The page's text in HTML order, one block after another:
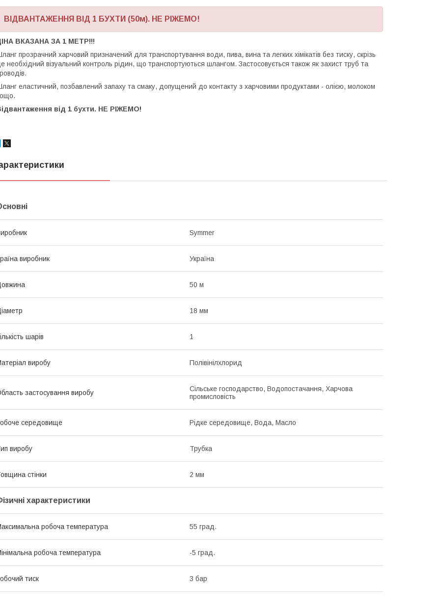
ВІДВАНТАЖЕННЯ ВІД 1 БУХТИ (50м). НЕ РІЖЕМО!
ВКАЗАНА ЗА 1 МЕТР!!!
прозрачний харчовий призначений для транспортування води, пива, вина та легких хімікатів без тиску, скрізь
необхідний візуальний контроль рідин, що транспортуються шлангом. Застосовується також як захист труб та
еластичний, позбавлений запаху та смаку, допущений до контакту з харчовими продуктами - олією, молоком
від 1 бухти. НЕ РІЖЕМО!
Symmer
виробник Україна
50 м
18 мм
шарів 1
виробу Полівінілхлорид
застосування виробу
Сільське господарство, Водопостачання, Харчова
промисловість
середовище Рідке середовище, Вода, Масло
виробу Трубка
стінки 2 мм
характеристики
робоча температура 55 град.
робоча температура -5 град.
тиск 3 бар